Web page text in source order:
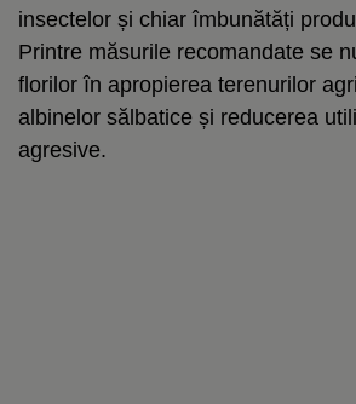
insectelor și chiar îmbunătăți
Printre măsurile recomandate se
florilor în apropierea terenurilor
albinelor sălbatice și reducerea
agresive.